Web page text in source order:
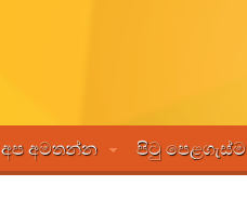
අප අමතන්න පිටු පෙළගැස්ම